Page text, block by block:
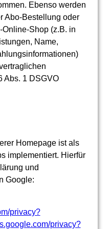
Ebenso werden
Abo-Bestellung oder
Shop (z.B. in
Name,
Abs. 1 DSGVO
Homepage ist als
implementiert. Hierfür
und
Google:
privacy?
privacy?